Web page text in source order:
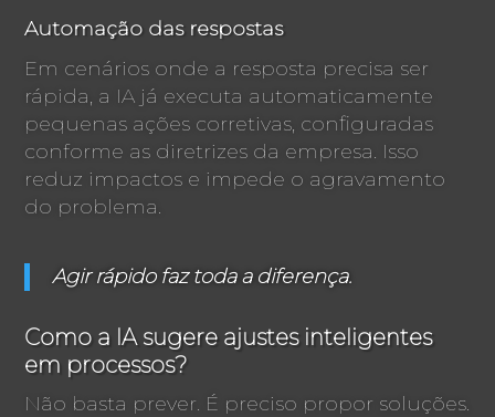
Automação das respostas
Em cenários onde a resposta precisa ser
rápida, a IA já executa automaticamente
pequenas ações corretivas, configuradas
conforme as diretrizes da empresa. Isso
reduz impactos e impede o agravamento
do problema.
Agir rápido faz toda a diferença.
Como a IA sugere ajustes inteligentes
em processos?
Não basta prever. É preciso propor soluções.